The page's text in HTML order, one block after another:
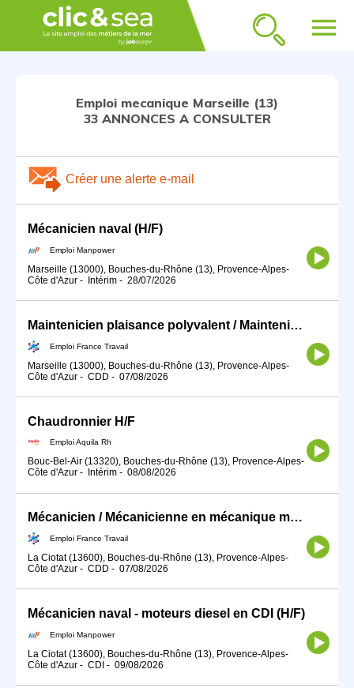
menu
Emploi mecanique Marseille (13)
33 ANNONCES A CONSULTER
Créer une alerte e-mail
Mécanicien naval (H/F)
Emploi Manpower
Marseille (13000), Bouches-du-Rhône (13), Provence-Alpes-
Côte d'Azur - Intérim - 28/07/2026
Maintenicien plaisance polyvalent / Maintenicienne plaisance poly (H/F)
Emploi France Travail
Marseille (13000), Bouches-du-Rhône (13), Provence-Alpes-
Côte d'Azur - CDD - 07/08/2026
Chaudronnier H/F
Emploi Aquila Rh
Bouc-Bel-Air (13320), Bouches-du-Rhône (13), Provence-Alpes-
Côte d'Azur - Intérim - 08/08/2026
Mécanicien / Mécanicienne en mécanique marine ou navale (H/F)
Emploi France Travail
La Ciotat (13600), Bouches-du-Rhône (13), Provence-Alpes-
Côte d'Azur - CDD - 07/08/2026
Mécanicien naval - moteurs diesel en CDI (H/F)
Emploi Manpower
La Ciotat (13600), Bouches-du-Rhône (13), Provence-Alpes-
Côte d'Azur - CDI - 09/08/2026